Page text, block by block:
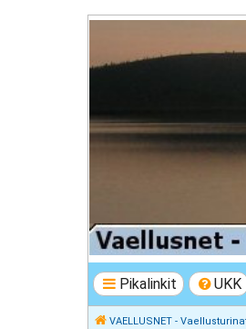
VAELLUSNET
Keskustelua vaeltamisesta
Pikalinkit UKK
VAELLUSNET - Vaellusturinat